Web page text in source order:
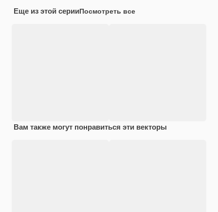
Еще из этой серииПосмотреть все
Вам также могут понравиться эти векторы